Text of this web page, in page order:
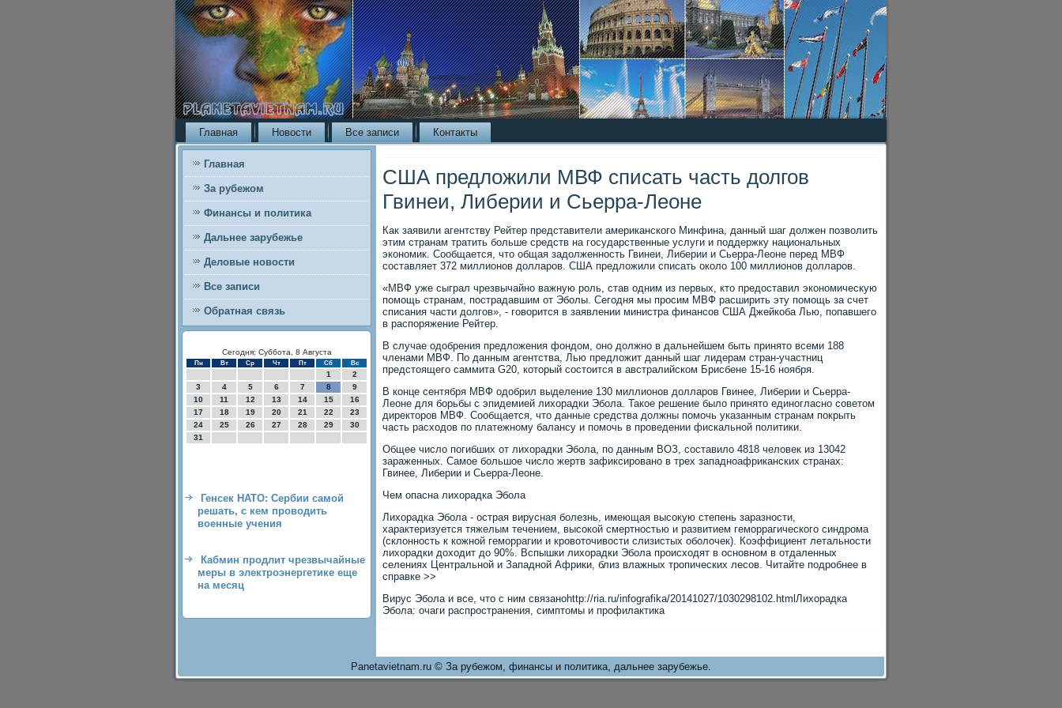
Главная Новости Все записи Контакты
Главная
За рубежом
Финансы и политика
Дальнее зарубежье
Деловые новости
Все записи
Обратная связь
Сегодня: Суббота, 8 Августа
Пн Вт Ср Чт Пт Сб Вс
1
2
3
4 5 6 7 8
9
10
11 12 13 14 15
16
17
18 19 20 21 22
23
24
25 26 27 28 29
30
31
Генсек НАТО: Сербии самой
решать, с кем проводить
военные учения
Кабмин продлит чрезвычайные
меры в электроэнергетике еще
на месяц
США предложили МВФ списать часть долгов
Гвинеи, Либерии и Сьерра-Леоне
Как заявили агентству Рейтер представители американского Минфина, данный шаг должен позволить
этим странам тратить больше средств на государственные услуги и поддержку национальных
экономик. Сообщается, что общая задолженность Гвинеи, Либерии и Сьерра-Леоне перед МВФ
составляет 372 миллионов долларов. США предложили списать около 100 миллионов долларов.
«МВФ уже сыграл чрезвычайно важную роль, став одним из первых, кто предоставил экономическую
помощь странам, пострадавшим от Эболы. Сегодня мы просим МВФ расширить эту помощь за счет
списания части долгов», - говорится в заявлении министра финансов США Джейкоба Лью, попавшего
в распоряжение Рейтер.
В случае одобрения предложения фондом, оно должно в дальнейшем быть принято всеми 188
членами МВФ. По данным агентства, Лью предложит данный шаг лидерам стран-участниц
предстоящего саммита G20, который состоится в австралийском Брисбене 15-16 ноября.
В конце сентября МВФ одобрил выделение 130 миллионов долларов Гвинее, Либерии и Сьерра-
Леоне для борьбы с эпидемией лихорадки Эбола. Такое решение было принято единогласно советом
директоров МВФ. Сообщается, что данные средства должны помочь указанным странам покрыть
часть расходов по платежному балансу и помочь в проведении фискальной политики.
Общее число погибших от лихорадки Эбола, по данным ВОЗ, составило 4818 человек из 13042
зараженных. Самое большое число жертв зафиксировано в трех западноафриканских странах:
Гвинее, Либерии и Сьерра-Леоне.
Чем опасна лихорадка Эбола
Лихорадка Эбола - острая вирусная болезнь, имеющая высокую степень заразности,
характеризуется тяжелым течением, высокой смертностью и развитием геморрагического синдрома
(склонность к кожной геморрагии и кровоточивости слизистых оболочек). Коэффициент летальности
лихорадки доходит до 90%. Вспышки лихорадки Эбола происходят в основном в отдаленных
селениях Центральной и Западной Африки, близ влажных тропических лесов. Читайте подробнее в
справке >>
Вирус Эбола и все, что с ним связаноhttp://ria.ru/infografika/20141027/1030298102.htmlЛихорадка
Эбола: очаги распространения, симптомы и профилактика
Panetavietnam.ru © За рубежом, финансы и политика, дальнее зарубежье.